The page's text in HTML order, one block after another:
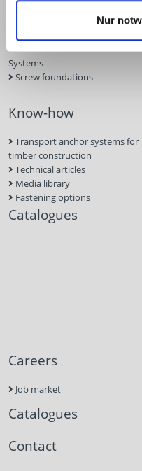
Nur
Tools and aids
Concrete and masonry
Solar Module Installation
Systems
Screw foundations
Know-how
Transport anchor systems for
timber construction
Technical articles
Media library
Fastening options
Catalogues
Careers
Job market
Catalogues
Contact